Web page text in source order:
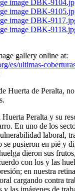
gallery online at:
es/ultimas-
Huerta de Peralta,
Peralta y su
En uno de los
laboral,
se pusieron en pié y
dieron sus
con los y las
en nuestra
cargando contra
y las imágenes de